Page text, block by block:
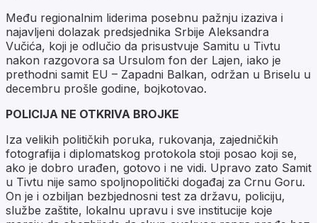
Među regionalnim liderima posebnu pažnju izaziva i
najavljeni dolazak predsjednika Srbije Aleksandra
Vučića, koji je odlučio da prisustvuje Samitu u Tivtu
nakon razgovora sa Ursulom fon der Lajen, iako je
prethodni samit EU – Zapadni Balkan, održan u Briselu u
decembru prošle godine, bojkotovao.
POLICIJA NE OTKRIVA BROJKE
Iza velikih političkih poruka, rukovanja, zajedničkih
fotografija i diplomatskog protokola stoji posao koji se,
ako je dobro urađen, gotovo i ne vidi. Upravo zato Samit
u Tivtu nije samo spoljnopolitički događaj za Crnu Goru.
On je i ozbiljan bezbjednosni test za državu, policiju,
službe zaštite, lokalnu upravu i sve institucije koje